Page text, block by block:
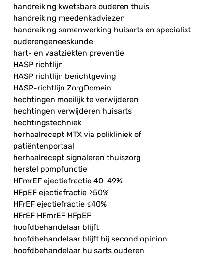
handreiking kwetsbare ouderen thuis
handreiking meedenkadviezen
handreiking samenwerking huisarts en specialist
ouderengeneeskunde
hart- en vaatziekten preventie
HASP richtlijn
HASP richtlijn berichtgeving
HASP-richtlijn ZorgDomein
hechtingen moeilijk te verwijderen
hechtingen verwijderen huisarts
hechtingstechniek
herhaalrecept MTX via polikliniek of
patiëntenportaal
herhaalrecept signaleren thuiszorg
herstel pompfunctie
HFmrEF ejectiefractie 40-49%
HFpEF ejectiefractie ≥50%
HFrEF ejectiefractie ≤40%
HFrEF HFmrEF HFpEF
hoofdbehandelaar blijft
hoofdbehandelaar blijft bij second opinion
hoofdbehandelaar huisarts ouderen